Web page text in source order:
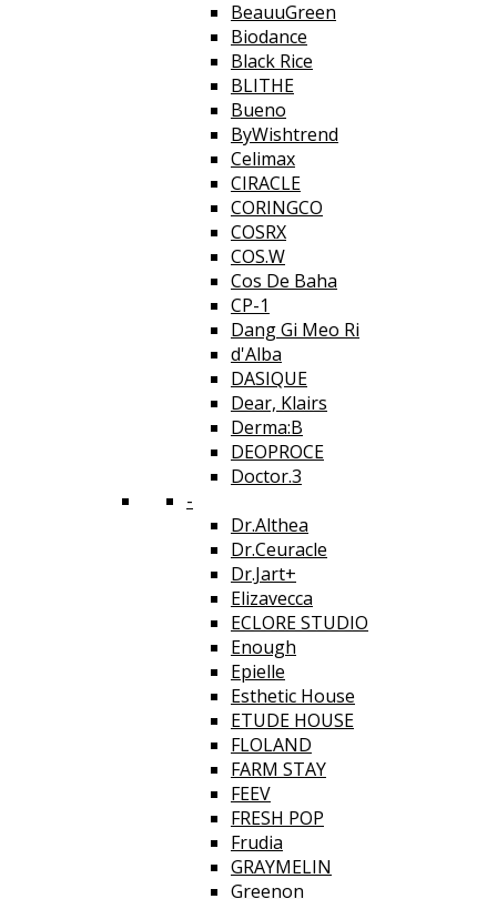
BeauuGreen
Biodance
Black Rice
BLITHE
Bueno
ByWishtrend
Celimax
CIRACLE
CORINGCO
COSRX
COS.W
Cos De Baha
CP-1
Dang Gi Meo Ri
d'Alba
DASIQUE
Dear, Klairs
Derma:B
DEOPROCE
Doctor.3
-
Dr.Althea
Dr.Ceuracle
Dr.Jart+
Elizavecca
ECLORE STUDIO
Enough
Epielle
Esthetic House
ETUDE HOUSE
FLOLAND
FARM STAY
FEEV
FRESH POP
Frudia
GRAYMELIN
Greenon